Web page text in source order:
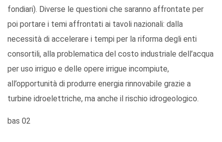
fondiari). Diverse le questioni che saranno affrontate per
poi portare i temi affrontati ai tavoli nazionali: dalla
necessità di accelerare i tempi per la riforma degli enti
consortili, alla problematica del costo industriale dell’acqua
per uso irriguo e delle opere irrigue incompiute,
all’opportunità di produrre energia rinnovabile grazie a
turbine idroelettriche, ma anche il rischio idrogeologico.
bas 02